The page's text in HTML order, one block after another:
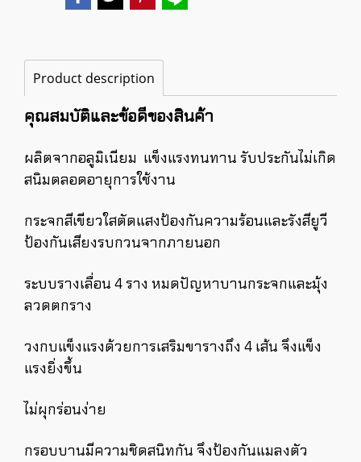
Product description
คุณสมบัติและข้อดีของสินค้า
ผลิตจากอลูมิเนียม แข็งแรงทนทาน รับประกันไม่เกิด
สนิมตลอดอายุการใช้งาน
กระจกสีเขียวใสตัดแสงป้องกันความร้อนและรังสียูวี
ป้องกันเสียงรบกวนจากภายนอก
ระบบรางเลื่อน 4 ราง หมดปัญหาบานกระจกและมุ้ง
ลวดตกราง
วงกบแข็งแรงด้วยการเสริมขารางถึง 4 เส้น จึงแข็ง
แรงยิ่งขึ้น
ไม่ผุกร่อนง่าย
กรอบบานมีความชิดสนิทกัน จึงป้องกันแมลงตัว